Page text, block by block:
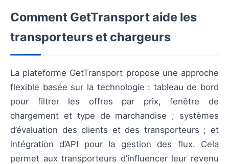
Comment GetTransport aide les
transporteurs et chargeurs
La plateforme GetTransport propose une approche
flexible basée sur la technologie : tableau de bord
pour filtrer les offres par prix, fenêtre de
chargement et type de marchandise ; systèmes
d’évaluation des clients et des transporteurs ; et
intégration d’API pour la gestion des flux. Cela
permet aux transporteurs d’influencer leur revenu